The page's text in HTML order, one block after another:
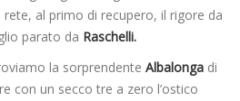
rete, al primo di recupero, il rigore da
parato da Raschelli.
la sorprendente Albalonga di
con un secco tre a zero l’ostico